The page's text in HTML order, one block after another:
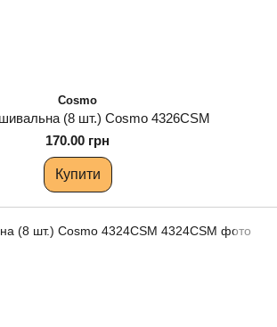
Cosmo
(8 шт.) Cosmo 4326CSM
170.00 грн
Купити